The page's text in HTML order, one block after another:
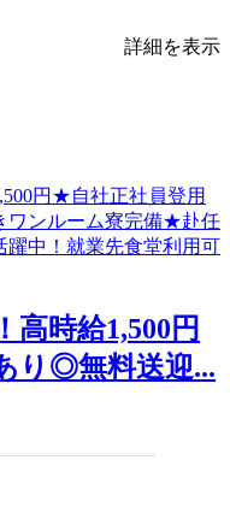
詳細を表示
高時給1,500円
り◎無料送迎...